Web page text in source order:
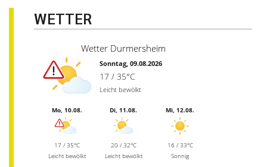
WETTER
Wetter Durmersheim
Sonntag, 09.08.2026
17 / 35°C
Leicht bewölkt
Mo, 10.08.
17 / 35°C
Leicht bewölkt
Di, 11.08.
20 / 32°C
Leicht bewölkt
Mi, 12.08.
16 / 33°C
Sonnig